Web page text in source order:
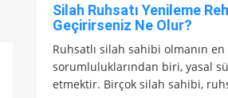
Silah Ruhsatı Yenileme
Geçirirseniz Ne Olur?
Ruhsatlı silah sahibi olmanın
sorumluluklarından biri, yasal
etmektir. Birçok silah sahibi,